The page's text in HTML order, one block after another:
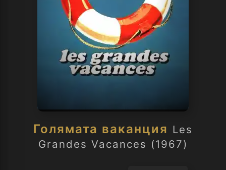
Голямата ваканция Les
Grandes Vacances (1967)